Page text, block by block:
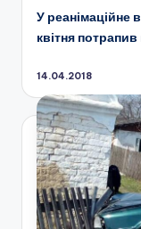
У реанімаційне
квітня
14.04.2018